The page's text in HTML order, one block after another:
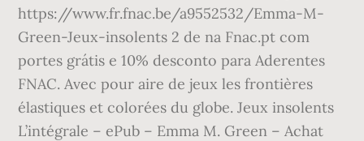
https://www.fr.fnac.be/a9552532/Emma-M-
Green-Jeux-insolents 2 de na Fnac.pt com
portes grátis e 10% desconto para Aderentes
FNAC. Avec pour aire de jeux les frontières
élastiques et colorées du globe. Jeux insolents
L’intégrale – ePub – Emma M. Green – Achat